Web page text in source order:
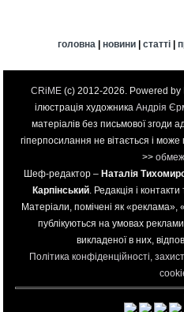
головна| новини| статті|
CRiME (c) 2012-2026. Powered by
ілюстрація художника Андрія
матеріалів без письмової згоди
гіперпосилання не вітається і
>>
Шеф-редактор – Наталія
Карпінський. Редакція і контакти
Матеріали, помічені як
публікуються на умовах
викладеної в них,
Політика конфіденційності,